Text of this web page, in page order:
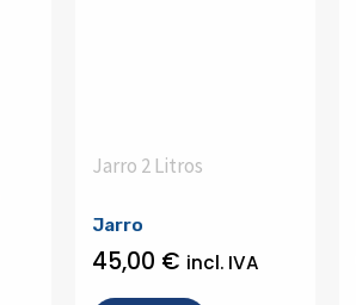
Jarro 2 Litros
Jarro
45,00 € incl. IVA